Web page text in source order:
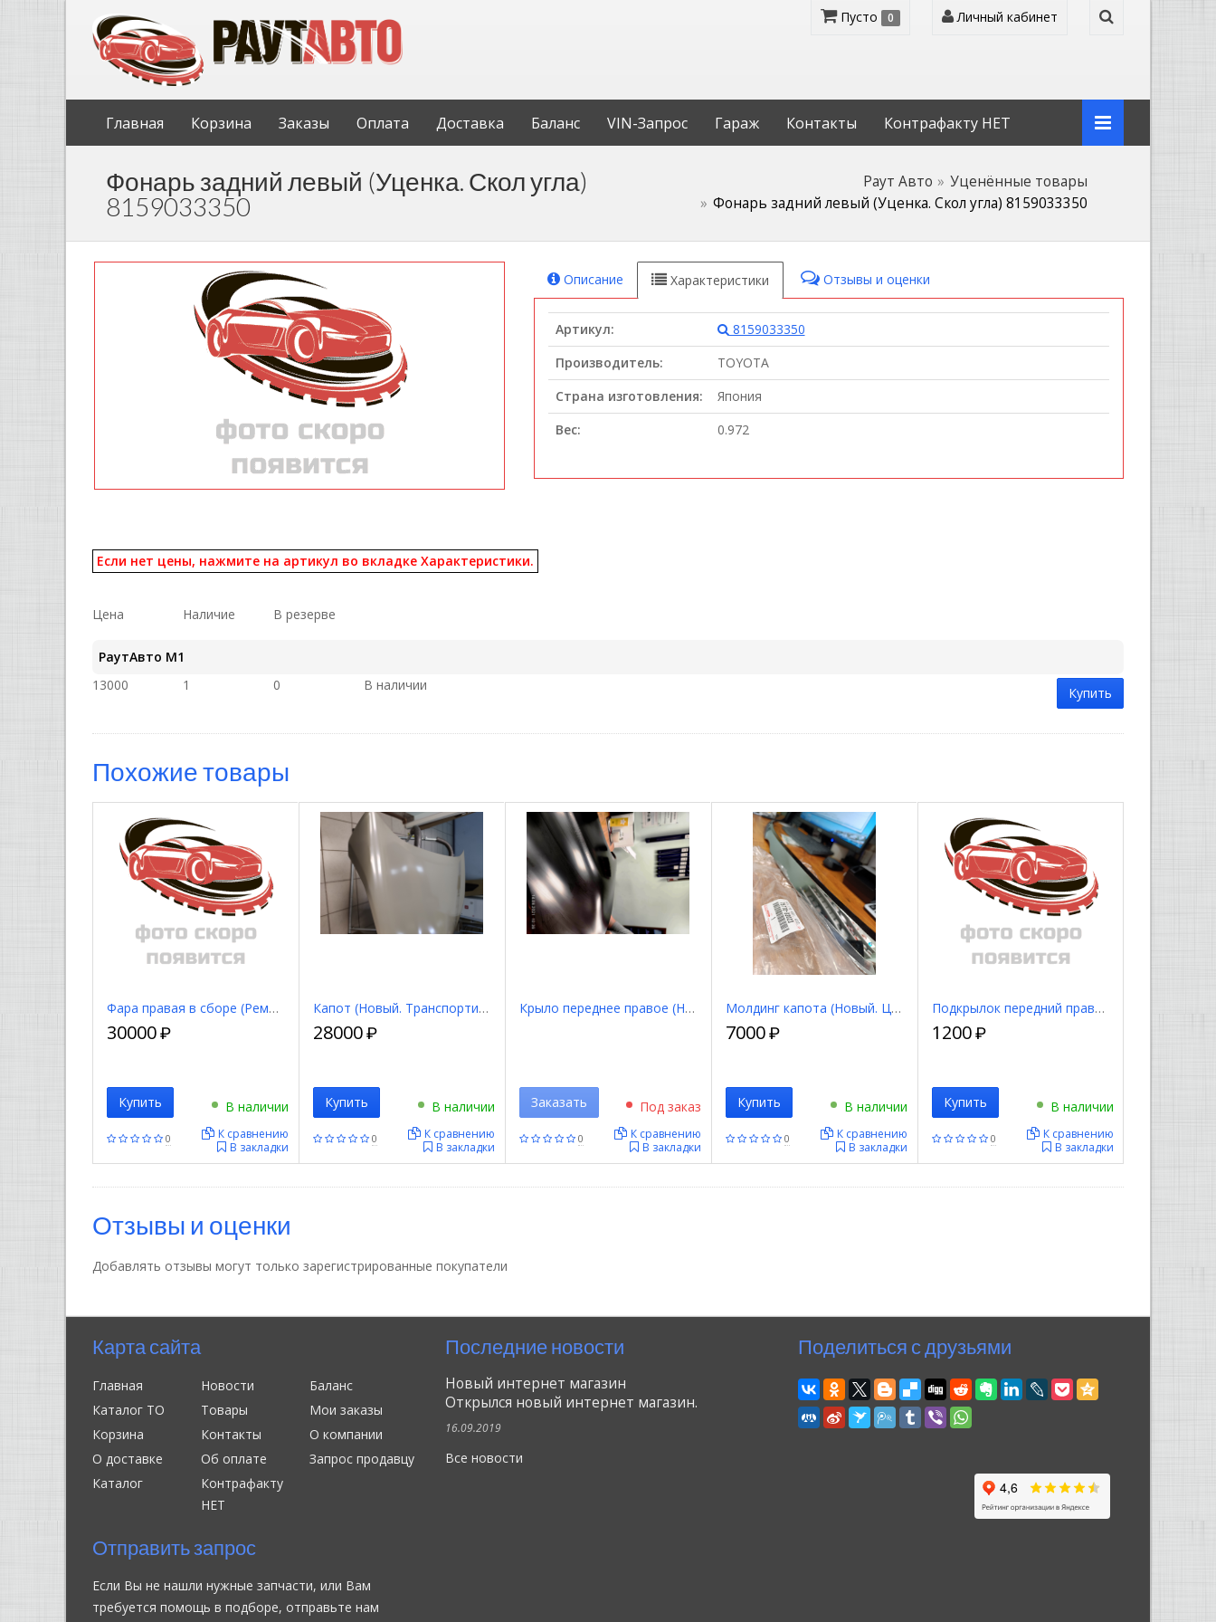
Пусто 0 Личный кабинет
Главная Корзина Заказы Оплата Доставка Баланс VIN-Запрос Гараж Контакты Контрафакту НЕТ
Фонарь задний левый (Уценка. Скол угла)
8159033350
Раут Авто
Уценённые товары
Фонарь задний левый (Уценка. Скол угла) 8159033350
Описание Характеристики Отзывы и оценки
Артикул:
8159033350
Производитель:
TOYOTA
Страна изготовления:
Япония
Вес:
0.972
Если нет цены, нажмите на артикул во вкладке Характеристики.
Цена Наличие В резерве
РаутАвто M1
13000
1 0 В наличии Купить
Похожие товары
Фара правая в сборе (Ремонтный кронштейн) 8301B260
0
30000₽
В наличии
В закладки
К сравнению
Купить
Капот (Новый. Транспортировочное замятие) 53301F4010
0
28000₽
В наличии
В закладки
К сравнению
Купить
Крыло переднее правое (Новое. Незначительная вмятина) 53811KK030
0
Под заказ
В закладки
К сравнению
Заказать
Молдинг капота (Новый. Царапина) 7577033023
0
7000₽
В наличии
В закладки
К сравнению
Купить
Подкрылок передний правый (Новый. Трещина) 74100S9A000
0
1200₽
В наличии
В закладки
К сравнению
Купить
Отзывы и оценки
Добавлять отзывы могут только зарегистрированные покупатели
Карта сайта
Главная Новости
Баланс
Каталог ТО
Товары
Мои заказы
Корзина
Контакты
О компании
О доставке
Об оплате
Запрос продавцу
Каталог
Контрафакту
НЕТ
Отправить запрос
Если Вы не нашли нужные запчасти, или Вам
требуется помощь в подборе, отправьте нам
Последние новости
Новый интернет магазин
Открылся новый интернет магазин.
16.09.2019
Все новости
Поделиться с друзьями